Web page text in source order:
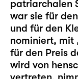
patriarchalen
war sie für
und für den
nominiert, mit
für den Preis
wird von